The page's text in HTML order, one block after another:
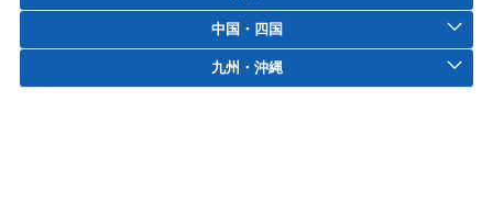
中国・四国
九州・沖縄